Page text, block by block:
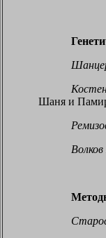
Шаня и
Волков